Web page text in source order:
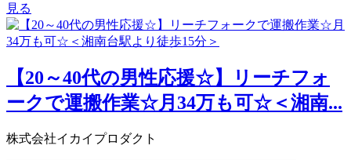
見る
【20～40代の男性応援☆】リーチフォ
ークで運搬作業☆月34万も可☆＜湘南...
株式会社イカイプロダクト